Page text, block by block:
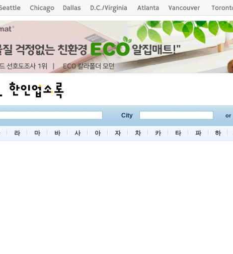
City or
라 마 바 사 아 자 차 카 타 파 하